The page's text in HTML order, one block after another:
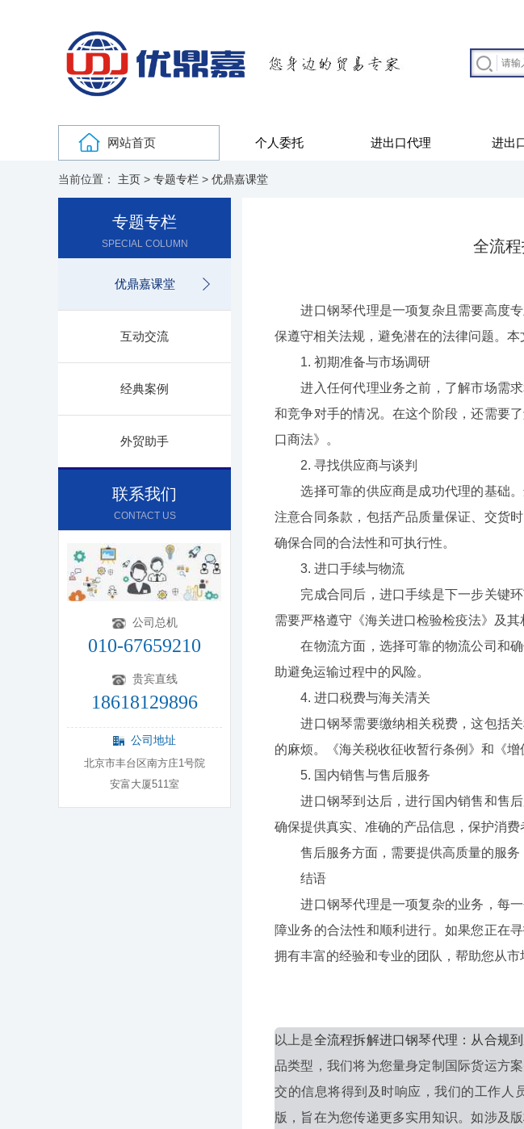
网站首页 个人委托 进出口代理 进出
当前位置： 主页 > 专题专栏 > 优鼎嘉课堂
专题专栏
SPECIAL COLUMN
优鼎嘉课堂
互动交流
经典案例
外贸助手
联系我们
CONTACT US
公司总机
010-67659210
贵宾直线
18618129896
公司地址
北京市丰台区南方庄1号院
安富大厦511室
全流
进口钢琴代理是一项复杂且需要高度专
保遵守相关法规，避免潜在的法律问题。
1. 初期准备与市场调研
进入任何代理业务之前，了解市场需求
和竞争对手的情况。在这个阶段，还需要
口商法》。
2. 寻找供应商与谈判
选择可靠的供应商是成功代理的基础。
注意合同条款，包括产品质量保证、交货
确保合同的合法性和可执行性。
3. 进口手续与物流
完成合同后，进口手续是下一步关键环
需要严格遵守《海关进口检验检疫法》及其
在物流方面，选择可靠的物流公司和确
助避免运输过程中的风险。
4. 进口税费与海关清关
进口钢琴需要缴纳相关税费，这包括关
的麻烦。《海关税收征收暂行条例》和《
5. 国内销售与售后服务
进口钢琴到达后，进行国内销售和售后
确保提供真实、准确的产品信息，保护消费
售后服务方面，需要提供高质量的服务
结语
进口钢琴代理是一项复杂的业务，每一
障业务的合法性和顺利进行。如果您正在
拥有丰富的经验和专业的团队，帮助您从市
以上是全流程拆解进口钢琴代理：从合规
品类型，我们将为您量身定制国际货运方
交的信息将得到及时响应，我们的工作人
版，旨在为您传递更多实用知识。如涉及